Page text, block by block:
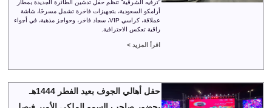
“ترفيه الشرقية” تنظم حفل تدشين الطائرة الجديدة بمطار
أرامكو السعودية، بتجهيزات فاخرة تشمل مسرحًا، شاشة
عملاقة، كراسي VIP، سجاد فاخر، وحواجز مذهبة، في أجواء
راقية تعكس الاحترافية.
اقرأ المزيد >
حفل أهالي الجوف بعيد الفطر 1444هـ